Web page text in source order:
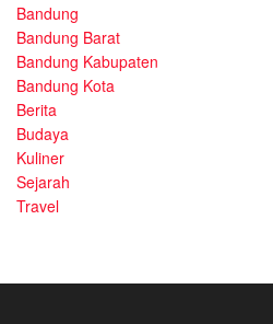
Bandung
Bandung Barat
Bandung Kabupaten
Bandung Kota
Berita
Budaya
Kuliner
Sejarah
Travel